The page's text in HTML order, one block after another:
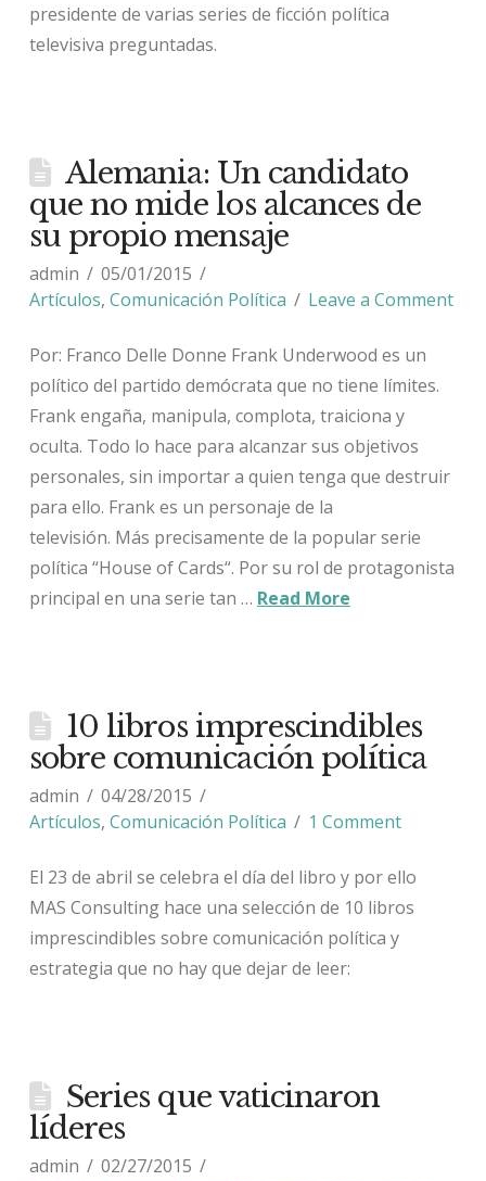
presidente de varias series de ficción política
televisiva preguntadas.
Alemania: Un candidato
que no mide los alcances de
su propio mensaje
admin
05/01/2015
Artículos, Comunicación Política Leave a Comment
Por: Franco Delle Donne Frank Underwood es un
político del partido demócrata que no tiene límites.
Frank engaña, manipula, complota, traiciona y
oculta. Todo lo hace para alcanzar sus objetivos
personales, sin importar a quien tenga que destruir
para ello. Frank es un personaje de la
televisión. Más precisamente de la popular serie
política “House of Cards“. Por su rol de protagonista
principal en una serie tan … Read More
10 libros imprescindibles
sobre comunicación política
admin
04/28/2015
Artículos, Comunicación Política 1 Comment
El 23 de abril se celebra el día del libro y por ello
MAS Consulting hace una selección de 10 libros
imprescindibles sobre comunicación política y
estrategia que no hay que dejar de leer:
Series que vaticinaron
líderes
admin
02/27/2015